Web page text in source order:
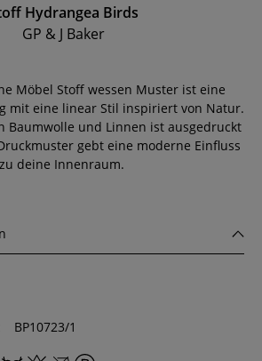
Hydrangea Birds
GP & J Baker
Möbel Stoff wessen Muster ist eine
mit eine linear Stil inspiriert von Natur.
Baumwolle und Linnen ist ausgedruckt
gebt eine moderne Einfluss
zu deine Innenraum.
BP10723/1